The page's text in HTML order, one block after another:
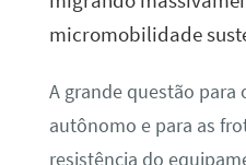
micromobilidade
A grande questão para
autônomo e para as
resistência do